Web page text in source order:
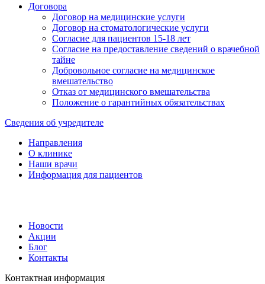
Договора
Договор на медицинские услуги
Договор на стоматологические услуги
Согласие для пациентов 15-18 лет
Согласие на предоставление сведений о врачебной
тайне
Добровольное согласие на медицинское
вмешательство
Отказ от медицинского вмешательства
Положение о гарантийных обязательствах
Сведения об учредителе
Направления
О клинике
Наши врачи
Информация для пациентов
Новости
Акции
Блог
Контакты
Контактная информация